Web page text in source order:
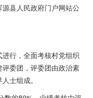
县人民政府门户网站公
行，全面考核村党组织
委团，评委团由政治素
士组成。